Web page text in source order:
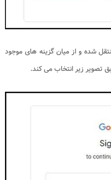
شده و از میان گزینه های موجود
تصویر زیر انتخاب می کند.